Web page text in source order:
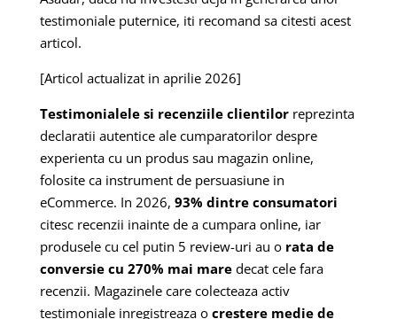
testimoniale puternice, iti recomand sa citesti acest
articol.
[Articol actualizat in aprilie 2026]
Testimonialele si recenziile clientilorreprezinta
declaratii autentice ale cumparatorilor despre
experienta cu un produs sau magazin online,
folosite ca instrument de persuasiune in
eCommerce. In 2026, 93% dintre consumatori
citesc recenzii inainte de a cumpara online, iar
produsele cu cel putin 5 review-uri au o rata de
conversie cu 270% mai maredecat cele fara
recenzii. Magazinele care colecteaza activ
testimoniale inregistreaza o crestere medie de